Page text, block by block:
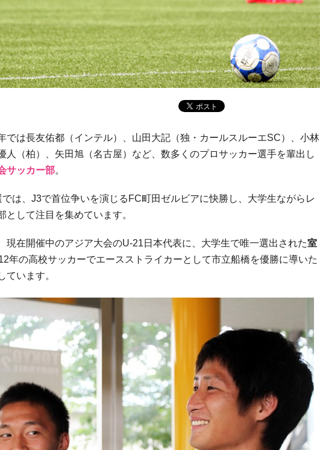
では長友佑都（インテル）、山田大記（独・カールスルーエSC）、小林
人（柏）、矢田旭（名古屋）など、数多くのプロサッカー選手を輩出し
サッカー部。
は、J3で首位争いを演じるFC町田ゼルビアに快勝し、大学生ながらレ
として注目を集めています。
現在開催中のアジア大会のU-21日本代表に、大学生で唯一選出された室
年の高校サッカーでエースストライカーとして市立船橋を優勝に導いた
ています。